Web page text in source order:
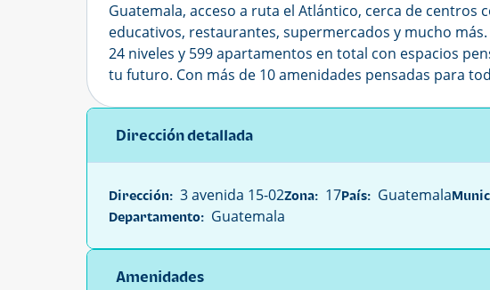
Guatemala, acceso a ruta el Atlántico, cerca de centros
educativos, restaurantes, supermercados y mucho
24 niveles y 599 apartamentos en total con espacios
tu futuro. Con más de 10 amenidades pensadas para
Dirección detallada
Dirección: 3 avenida 15-02Zona: 17País: Guatemala
Departamento: Guatemala
Amenidades